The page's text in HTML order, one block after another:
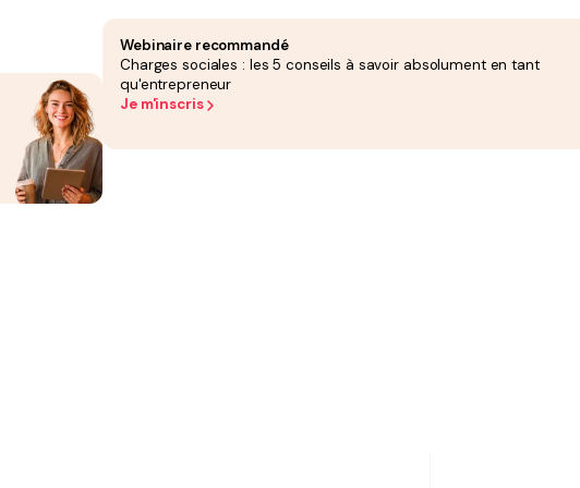
Webinaire recommandé
Charges sociales : les 5 conseils à savoir absolument en tant
qu'entrepreneur
Je m'inscris
terme…) ;
du contrat) ;
A, le livret jeune, le livret d'épargne populaire ou le livret de développement durable